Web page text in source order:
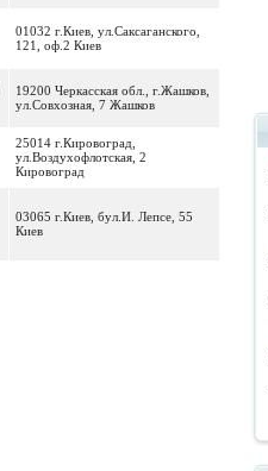
01032 г.Киев, ул.Саксаганского,
121, оф.2 Киев
19200 Черкасская обл., г.Жашков,
ул.Совхозная, 7 Жашков
25014 г.Кировоград,
ул.Воздухофлотская, 2
Кировоград
03065 г.Киев, бул.И. Лепсе, 55
Киев